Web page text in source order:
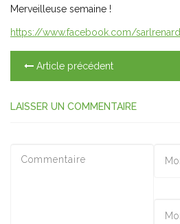
Merveilleuse semaine !
https://www.facebook.com/sarlrenard
Article précédent
LAISSER UN COMMENTAIRE